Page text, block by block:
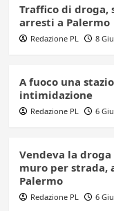
Traffico di droga,
arresti a Palermo
Redazione PL 8
A fuoco una
intimidazione
Redazione PL 6
Vendeva la
muro per strada,
Palermo
Redazione PL 6